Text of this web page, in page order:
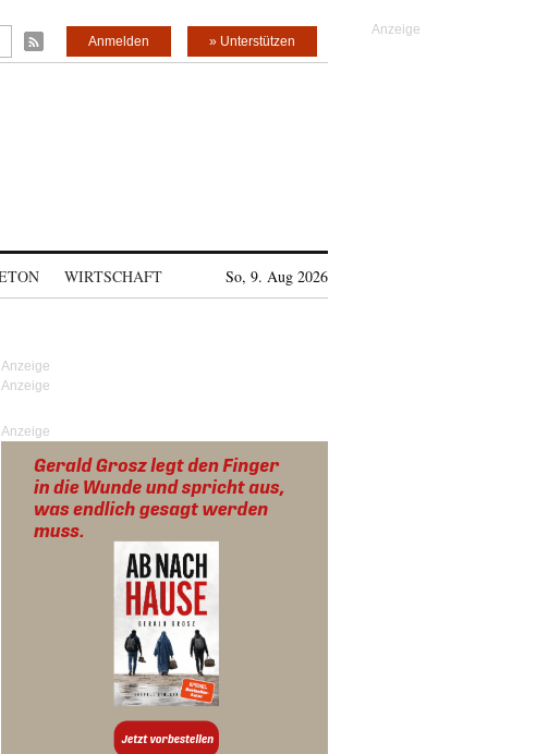
» Unterstützen
Anmelden
WIRTSCHAFT So, 9. Aug 2026
Anzeige